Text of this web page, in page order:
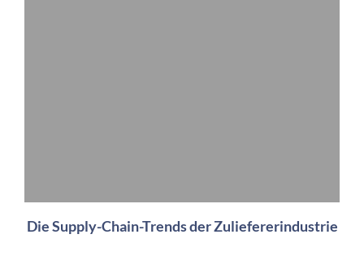
Die Supply-Chain-Trends der Zuliefererindustrie